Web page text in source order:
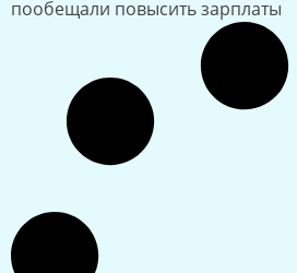
пообещали повысить зарплаты